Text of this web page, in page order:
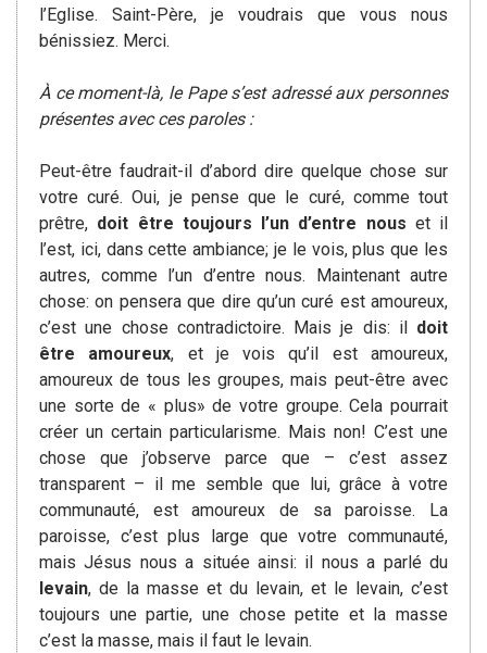
l’Eglise. Saint-Père, je voudrais que vous nous
bénissiez. Merci.
À ce moment-là, le Pape s’est adressé aux personnes
présentes avec ces paroles :
Peut-être faudrait-il d’abord dire quelque chose sur
votre curé. Oui, je pense que le curé, comme tout
prêtre, doit être toujours l’un d’entre nous et il
l’est, ici, dans cette ambiance; je le vois, plus que les
autres, comme l’un d’entre nous. Maintenant autre
chose: on pensera que dire qu’un curé est amoureux,
c’est une chose contradictoire. Mais je dis: il doit
être amoureux, et je vois qu’il est amoureux,
amoureux de tous les groupes, mais peut-être avec
une sorte de « plus» de votre groupe. Cela pourrait
créer un certain particularisme. Mais non! C’est une
chose que j’observe parce que – c’est assez
transparent – il me semble que lui, grâce à votre
communauté, est amoureux de sa paroisse. La
paroisse, c’est plus large que votre communauté,
mais Jésus nous a située ainsi: il nous a parlé du
levain, de la masse et du levain, et le levain, c’est
toujours une partie, une chose petite et la masse
c’est la masse, mais il faut le levain.